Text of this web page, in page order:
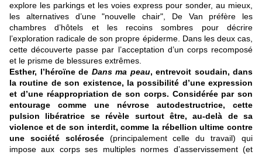
explore les parkings et les voies express pour sonder, au mieux,
les alternatives d’une "nouvelle chair", De Van préfère les
chambres d’hôtels et les recoins sombres pour décrire
l’exploration radicale de son propre épiderme. Dans les deux cas,
cette découverte passe par l’acceptation d’un corps recomposé
et le prisme de blessures extrêmes.
Esther, l’héroïne de Dans ma peau, entrevoit soudain, dans
la routine de son existence, la possibilité d’une expression
et d’une réappropriation de son corps. Considérée par son
entourage comme une névrose autodestructrice, cette
pulsion libératrice se révèle surtout être, au-delà de sa
violence et de son interdit, comme la rébellion ultime contre
une société sclérosée(principalement celle du travail) qui
impose aux corps ses multiples normes d’asservissement (et